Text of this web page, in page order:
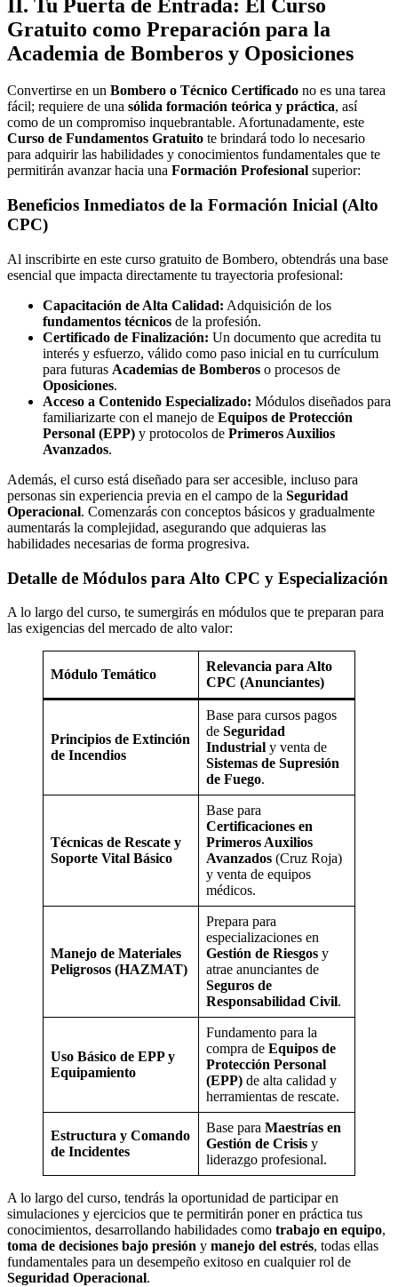
II. Tu Puerta de Entrada: El Curso
Gratuito como Preparación para la
Academia de Bomberos y Oposiciones
Convertirse en un Bombero o Técnico Certificado no es una tarea
fácil; requiere de una sólida formación teórica y práctica, así
como de un compromiso inquebrantable. Afortunadamente, este
Curso de Fundamentos Gratuito te brindará todo lo necesario
para adquirir las habilidades y conocimientos fundamentales que te
permitirán avanzar hacia una Formación Profesional superior:
Beneficios Inmediatos de la Formación Inicial (Alto
CPC)
Al inscribirte en este curso gratuito de Bombero, obtendrás una base
esencial que impacta directamente tu trayectoria profesional:
Capacitación de Alta Calidad: Adquisición de los
fundamentos técnicos de la profesión.
Certificado de Finalización: Un documento que acredita tu
interés y esfuerzo, válido como paso inicial en tu currículum
para futuras Academias de Bomberos o procesos de
Oposiciones.
Acceso a Contenido Especializado: Módulos diseñados para
familiarizarte con el manejo de Equipos de Protección
Personal (EPP) y protocolos de Primeros Auxilios
Avanzados.
Además, el curso está diseñado para ser accesible, incluso para
personas sin experiencia previa en el campo de la Seguridad
Operacional. Comenzarás con conceptos básicos y gradualmente
aumentarás la complejidad, asegurando que adquieras las
habilidades necesarias de forma progresiva.
Detalle de Módulos para Alto CPC y Especialización
A lo largo del curso, te sumergirás en módulos que te preparan para
las exigencias del mercado de alto valor:
Módulo Temático
Relevancia para Alto
CPC (Anunciantes)
Principios de Extinción
de Incendios
Base para cursos pagos
de Seguridad
Industrial y venta de
Sistemas de Supresión
de Fuego.
Técnicas de Rescate y
Soporte Vital Básico
Base para
Certificaciones en
Primeros Auxilios
Avanzados (Cruz Roja)
y venta de equipos
médicos.
Manejo de Materiales
Peligrosos (HAZMAT)
Prepara para
especializaciones en
Gestión de Riesgos y
atrae anunciantes de
Seguros de
Responsabilidad Civil.
Uso Básico de EPP y
Equipamiento
Fundamento para la
compra de Equipos de
Protección Personal
(EPP) de alta calidad y
herramientas de rescate.
Estructura y Comando
de Incidentes
Base para Maestrías en
Gestión de Crisis y
liderazgo profesional.
A lo largo del curso, tendrás la oportunidad de participar en
simulaciones y ejercicios que te permitirán poner en práctica tus
conocimientos, desarrollando habilidades como trabajo en equipo,
toma de decisiones bajo presión y manejo del estrés, todas ellas
fundamentales para un desempeño exitoso en cualquier rol de
Seguridad Operacional.